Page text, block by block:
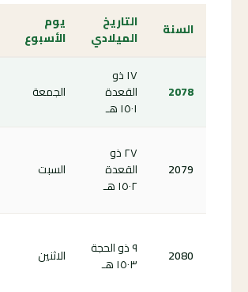
السنة
التاريخ
الميلادي
يوم
الأسبوع
2078
١٧ ذو
القعدة
١٥٠١ هـ
الجمعة
2079
٢٧ ذو
القعدة
١٥٠٢ هـ
السبت
2080
٩ ذو الحجة
١٥٠٣ هـ
الاثنين